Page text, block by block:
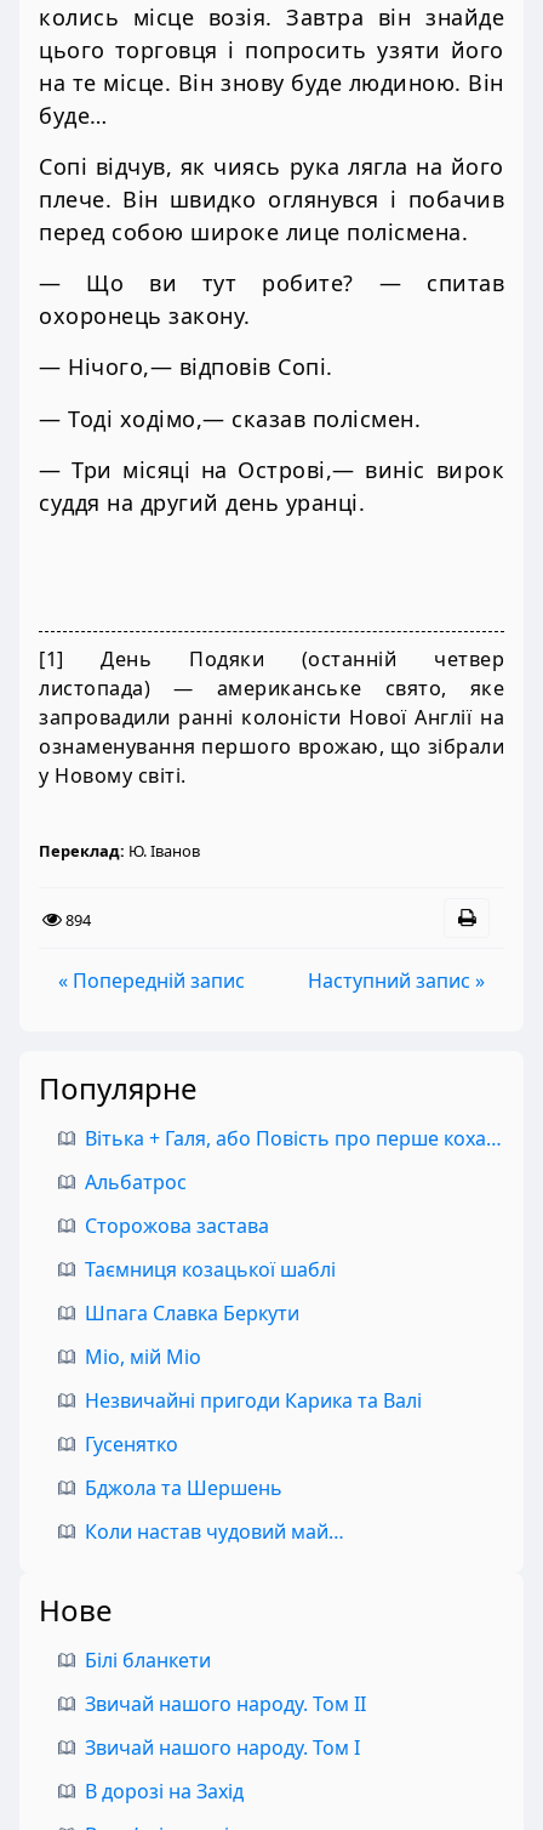
колись місце возія. Завтра він знайде
цього торговця і попросить узяти його
на те місце. Він знову буде людиною. Він
буде…
Сопі відчув, як чиясь рука лягла на його
плече. Він швидко оглянувся і побачив
перед собою широке лице полісмена.
— Що ви тут робите? — спитав
охоронець закону.
— Нічого,— відповів Сопі.
— Тоді ходімо,— сказав полісмен.
— Три місяці на Острові,— виніс вирок
суддя на другий день уранці.
[1] День Подяки (останній четвер
листопада) — американське свято, яке
запровадили ранні колоністи Нової Англії на
ознаменування першого врожаю, що зібрали
у Новому світі.
Переклад: Ю. Іванов
894
« Попередній запис Наступний запис »
Популярне
Вітька + Галя, або Повість про перше кохання
Альбатрос
Сторожова застава
Таємниця козацької шаблі
Шпага Славка Беркути
Міо, мій Міо
Незвичайні пригоди Карика та Валі
Гусенятко
Бджола та Шершень
Коли настав чудовий май…
Нове
Білі бланкети
Звичай нашого народу. Том II
Звичай нашого народу. Том I
В дорозі на Захід